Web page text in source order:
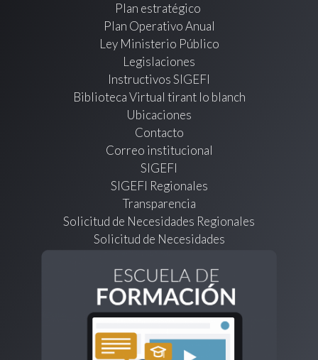
Plan estratégico
Plan Operativo Anual
Ley Ministerio Público
Legislaciones
Instructivos SIGEFI
Biblioteca Virtual tirant lo blanch
Ubicaciones
Contacto
Correo institucional
SIGEFI
SIGEFI Regionales
Transparencia
Solicitud de Necesidades Regionales
Solicitud de Necesidades